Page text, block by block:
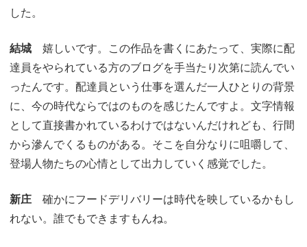
した。
結城 嬉しいです。この作品を書くにあたって、実際に配
達員をやられている方のブログを手当たり次第に読んでい
ったんです。配達員という仕事を選んだ一人ひとりの背景
に、今の時代ならではのものを感じたんですよ。文字情報
として直接書かれているわけではないんだけれども、行間
から滲んでくるものがある。そこを自分なりに咀嚼して、
登場人物たちの心情として出力していく感覚でした。
新庄 確かにフードデリバリーは時代を映しているかもし
れない。誰でもできますもんね。